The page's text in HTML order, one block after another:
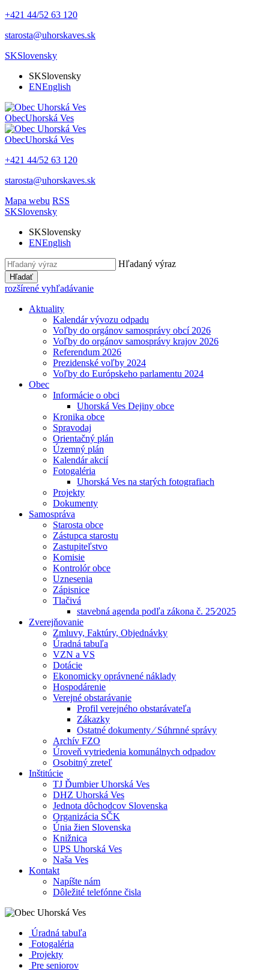
+421 44/52 63 120
starosta@uhorskaves.sk
SKSlovensky
SKSlovensky
ENEnglish
ObecUhorská Ves
ObecUhorská Ves
+421 44/52 63 120
starosta@uhorskaves.sk
Mapa webu RSS
SKSlovensky
SKSlovensky
ENEnglish
Hľadaný výraz
Hľadať
rozšírené vyhľadávanie
Aktuality
Kalendár vývozu odpadu
Voľby do orgánov samosprávy obcí 2026
Voľby do orgánov samosprávy krajov 2026
Referendum 2026
Prezidenské voľby 2024
Voľby do Európskeho parlamentu 2024
Obec
Informácie o obci
Uhorská Ves Dejiny obce
Kronika obce
Spravodaj
Orientačný plán
Územný plán
Kalendár akcií
Fotogaléria
Uhorská Ves na starých fotografiach
Projekty
Dokumenty
Samospráva
Starosta obce
Zástupca starostu
Zastupiteľstvo
Komisie
Kontrolór obce
Uznesenia
Zápisnice
Tlačivá
stavebná agenda podľa zákona č. 25⁄2025
Zverejňovanie
Zmluvy, Faktúry, Objednávky
Úradná tabuľa
VZN a VS
Dotácie
Ekonomicky oprávnené náklady
Hospodárenie
Verejné obstarávanie
Profil verejného obstarávateľa
Zákazky
Ostatné dokumenty ⁄ Súhrnné správy
Archív FZO
Úroveň vytriedenia komunálnych odpadov
Osobitný zreteľ
Inštitúcie
TJ Ďumbier Uhorská Ves
DHZ Uhorská Ves
Jednota dôchodcov Slovenska
Organizácia SČK
Únia žien Slovenska
Knižnica
UPS Uhorská Ves
Naša Ves
Kontakt
Napíšte nám
Dôležité telefónne čisla
Úradná tabuľa
Fotogaléria
Projekty
Pre seniorov